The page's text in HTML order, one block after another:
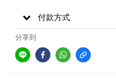
付款方式
分享到